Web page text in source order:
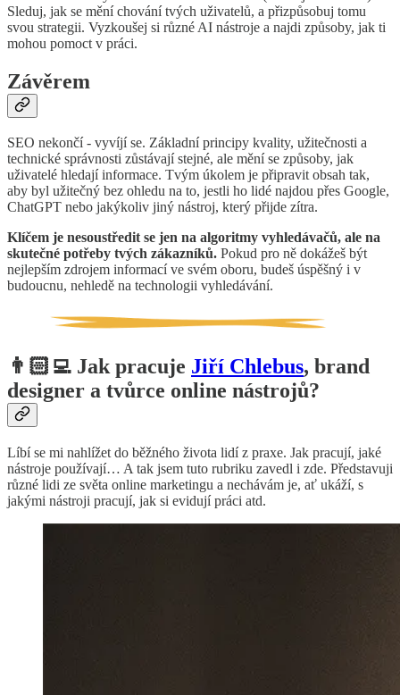
Sleduj, jak se mění chování tvých uživatelů, a přizpůsobuj tomu
svou strategii. Vyzkoušej si různé AI nástroje a najdi způsoby, jak ti
mohou pomoct v práci.
Závěrem
SEO nekončí - vyvíjí se. Základní principy kvality, užitečnosti a
technické správnosti zůstávají stejné, ale mění se způsoby, jak
uživatelé hledají informace. Tvým úkolem je připravit obsah tak,
aby byl užitečný bez ohledu na to, jestli ho lidé najdou přes Google,
ChatGPT nebo jakýkoliv jiný nástroj, který přijde zítra.
Klíčem je nesoustředit se jen na algoritmy vyhledávačů, ale na
skutečné potřeby tvých zákazníků. Pokud pro ně dokážeš být
nejlepším zdrojem informací ve svém oboru, budeš úspěšný i v
budoucnu, nehledě na technologii vyhledávání.
👨🏻‍💻 Jak pracuje Jiří Chlebus, brand
designer a tvůrce online nástrojů?
Líbí se mi nahlížet do běžného života lidí z praxe. Jak pracují, jaké
nástroje používají… A tak jsem tuto rubriku zavedl i zde. Představuji
různé lidi ze světa online marketingu a nechávám je, ať ukáží, s
jakými nástroji pracují, jak si evidují práci atd.